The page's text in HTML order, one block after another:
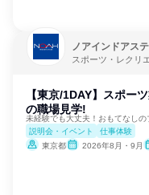
ノアインドアス
スポーツ・レクリ
【東京/1DAY】スポー
の職場見学!
未経験でも大丈夫！おもてなし
説明会・イベント
仕事体験
東京都
2026年8月・9月